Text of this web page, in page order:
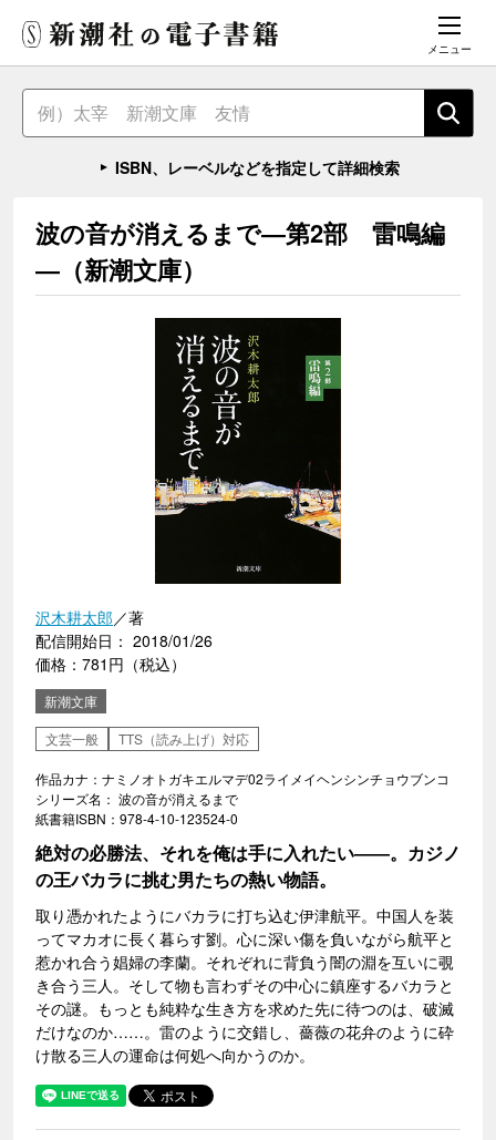
メニュー
ISBN、レーベルなどを指定して詳細検索
波の音が消えるまで―第2部 雷鳴編
―（新潮文庫）
沢木耕太郎／著
配信開始日： 2018/01/26
価格：781円（税込）
新潮文庫
文芸一般
TTS（読み上げ）対応
作品カナ：ナミノオトガキエルマデ02ライメイヘンシンチョウブンコ
シリーズ名： 波の音が消えるまで
紙書籍ISBN：978-4-10-123524-0
絶対の必勝法、それを俺は手に入れたい――。カジノ
の王バカラに挑む男たちの熱い物語。
取り憑かれたようにバカラに打ち込む伊津航平。中国人を装
ってマカオに長く暮らす劉。心に深い傷を負いながら航平と
惹かれ合う娼婦の李蘭。それぞれに背負う闇の淵を互いに覗
き合う三人。そして物も言わずその中心に鎮座するバカラと
その謎。もっとも純粋な生き方を求めた先に待つのは、破滅
だけなのか……。雷のように交錯し、薔薇の花弁のように砕
け散る三人の運命は何処へ向かうのか。